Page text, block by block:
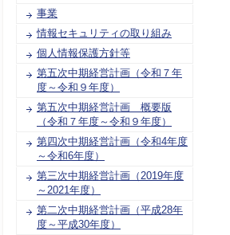
事業
情報セキュリティの取り組み
個人情報保護方針等
第五次中期経営計画（令和７年
度～令和９年度）
第五次中期経営計画 概要版
（令和７年度～令和９年度）
第四次中期経営計画（令和4年度
～令和6年度）
第三次中期経営計画（2019年度
～2021年度）
第二次中期経営計画（平成28年
度～平成30年度）